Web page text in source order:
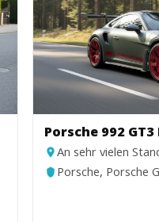
Porsche 992
An sehr vielen
Porsche, Porsche